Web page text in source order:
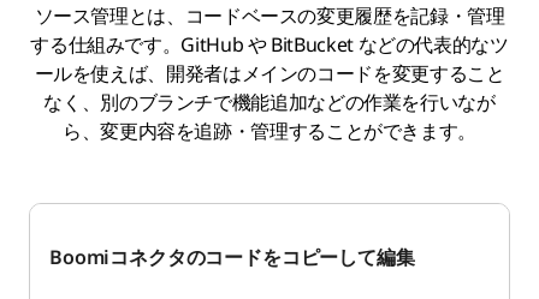
ソース管理とは、コードベースの変更履歴を記録・管理
する仕組みです。GitHub や BitBucket などの代表的なツ
ールを使えば、開発者はメインのコードを変更すること
なく、別のブランチで機能追加などの作業を行いなが
ら、変更内容を追跡・管理することができます。
Boomiコネクタのコードをコピーして編集